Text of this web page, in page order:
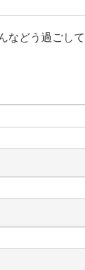
などう過ごし